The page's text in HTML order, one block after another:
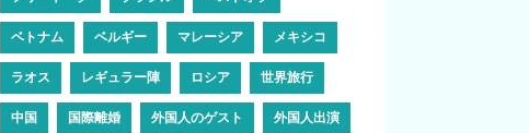
ベトナム ベルギー マレーシア メキシコ
ラオス レギュラー陣 ロシア 世界旅行
中国 国際離婚 外国人のゲスト 外国人出演